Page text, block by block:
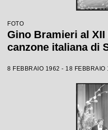
FOTO
Gino Bramieri al
canzone italiana di
8 FEBBRAIO 1962 - 18 FEBBRAIO